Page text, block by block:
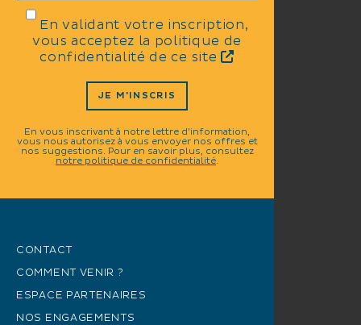
En validant votre inscription,
vous acceptez la politique de
confidentialité de ce site
JE M'INSCRIS
En vous inscrivant à notre lettre d'information,
vous nous autorisez à vous envoyer nos offres et
nos suggestions. Pour en savoir plus, consultez
notre politique de confidentialité.
CONTACT
COMMENT VENIR ?
ESPACE PARTENAIRES
NOS ENGAGEMENTS